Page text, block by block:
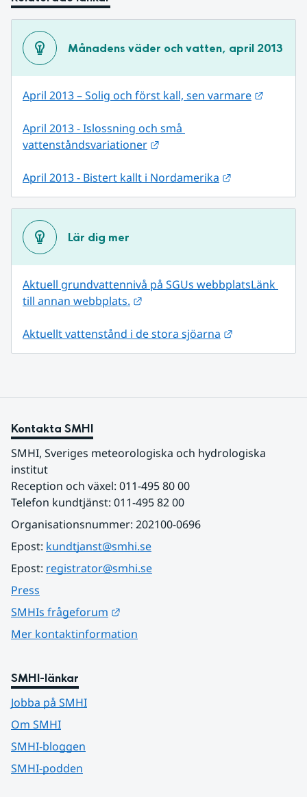
Månadens väder och vatten, april 2013
April 2013 – Solig och först kall, sen varmare
April 2013 - Islossning och små
vattenståndsvariationer
April 2013 - Bistert kallt i Nordamerika
Lär dig mer
Aktuell grundvattennivå på SGUs webbplatsLänk
till annan webbplats.
Aktuellt vattenstånd i de stora sjöarna
Kontakta SMHI
SMHI, Sveriges meteorologiska och hydrologiska
institut
Reception och växel: 011-495 80 00
Telefon kundtjänst: 011-495 82 00
Organisationsnummer: 202100-0696
Epost: kundtjanst@smhi.se
Epost: registrator@smhi.se
Press
SMHIs frågeforum
Mer kontaktinformation
SMHI-länkar
Jobba på SMHI
Om SMHI
SMHI-bloggen
SMHI-podden